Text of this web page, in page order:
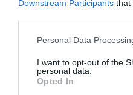
Downstream Participants that
Please note that this
not limited to your visit or
grant or deny consent to
use your data for below
Personal Data
I want to opt-out of the
personal data.
Opted In